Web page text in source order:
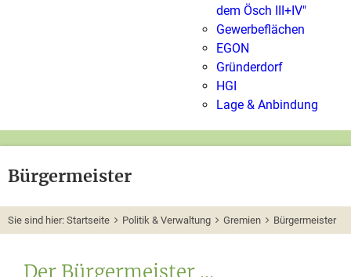
dem Ösch III+IV"
Gewerbeflächen
EGON
Gründerdorf
HGI
Lage & Anbindung
Bürgermeister
Sie sind hier: Startseite Politik & Verwaltung Gremien Bürgermeister
Der Bürgermeister ...